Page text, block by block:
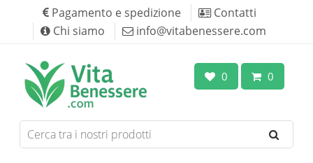
content
Pagamento e spedizione
Contatti
Chi siamo
info@vitabenessere.com
0 0
Search
for